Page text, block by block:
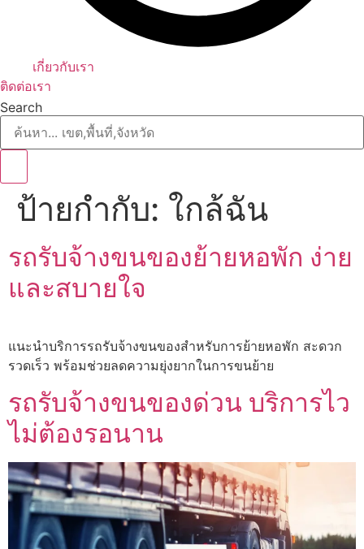
เกี่ยวกับเรา
ติดต่อเรา
Search
ป้ายกำกับ: ใกล้ฉัน
รถรับจ้างขนของย้ายหอพัก ง่าย
และสบายใจ
แนะนำบริการรถรับจ้างขนของสำหรับการย้ายหอพัก สะดวก
รวดเร็ว พร้อมช่วยลดความยุ่งยากในการขนย้าย
รถรับจ้างขนของด่วน บริการไว
ไม่ต้องรอนาน